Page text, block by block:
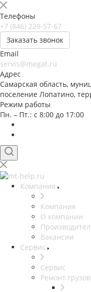
Телефоны
+7 (846) 229-57-67
Заказать звонок
Email
servis@megat.ru
Адрес
Самарская область,
поселение Лопатино,
Режим работы
Пн. – Пт.: с 8:00 до 17:00
Компания
Компания
О компании
Вакансии
Сервис
Сервис
Ремонт